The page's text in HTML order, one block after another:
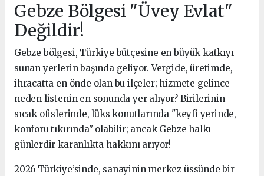
Gebze Bölgesi "Üvey Evlat"
Değildir!
Gebze bölgesi, Türkiye bütçesine en büyük katkıyı
sunan yerlerin başında geliyor. Vergide, üretimde,
ihracatta en önde olan bu ilçeler; hizmete gelince
neden listenin en sonunda yer alıyor? Birilerinin
sıcak ofislerinde, lüks konutlarında "keyfi yerinde,
konforu tıkırında" olabilir; ancak Gebze halkı
günlerdir karanlıkta hakkını arıyor!
2026 Türkiye’sinde, sanayinin merkez üssünde bir